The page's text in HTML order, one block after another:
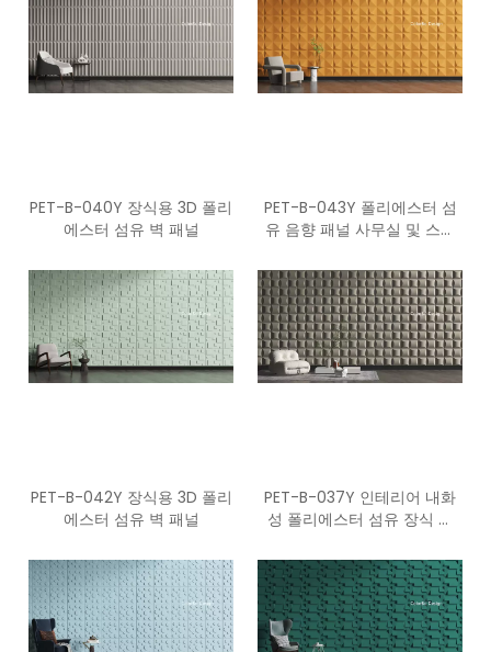
PET-B-040Y 장식용 3D 폴리
에스터 섬유 벽 패널
PET-B-043Y 폴리에스터 섬
유 음향 패널 사무실 및 스튜
PET-B-042Y 장식용 3D 폴리
에스터 섬유 벽 패널
PET-B-037Y 인테리어 내화
성 폴리에스터 섬유 장식 벽